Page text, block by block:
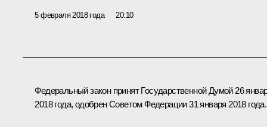
5 февраля 2018 года 20:10
Федеральный закон принят Государственной Думой 26
2018 года, одобрен Советом Федерации 31 января 2018 года.